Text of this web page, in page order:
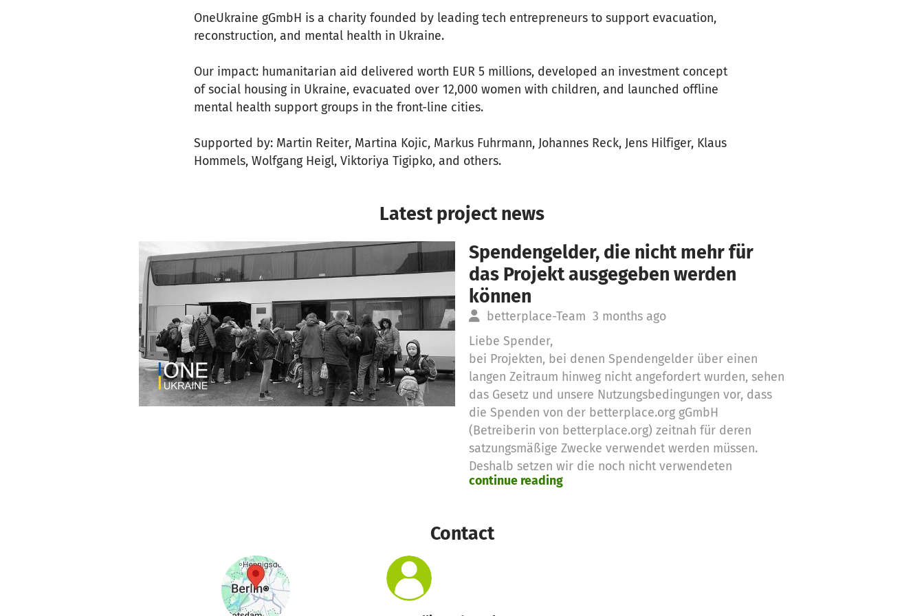
OneUkraine gGmbH is a charity founded by leading tech entrepreneurs to support evacuation,
reconstruction, and mental health in Ukraine.
Our impact: humanitarian aid delivered worth EUR 5 millions, developed an investment concept
of social housing in Ukraine, evacuated over 12,000 women with children, and launched offline
mental health support groups in the front-line cities.
Supported by: Martin Reiter, Martina Kojic, Markus Fuhrmann, Johannes Reck, Jens Hilfiger, Klaus
Hommels, Wolfgang Heigl, Viktoriya Tigipko, and others.
Latest project news
Spendengelder, die nicht mehr für
das Projekt ausgegeben werden
können
betterplace-Team 3 months ago
Liebe Spender,
bei Projekten, bei denen Spendengelder über einen
langen Zeitraum hinweg nicht angefordert wurden, sehen
das Gesetz und unsere Nutzungsbedingungen vor, dass
die Spenden von der betterplace.org gGmbH
(Betreiberin von betterplace.org) zeitnah für deren
satzungsmäßige Zwecke verwendet werden müssen.
Deshalb setzen wir die noch nicht verwendeten
Spendengelder für diese Zwecke ein
continue reading
Contact